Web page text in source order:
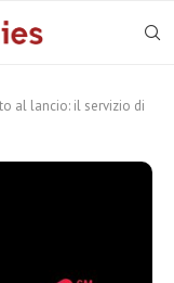
al lancio: il servizio di